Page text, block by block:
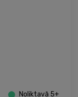
⬤ Noliktavā 5+